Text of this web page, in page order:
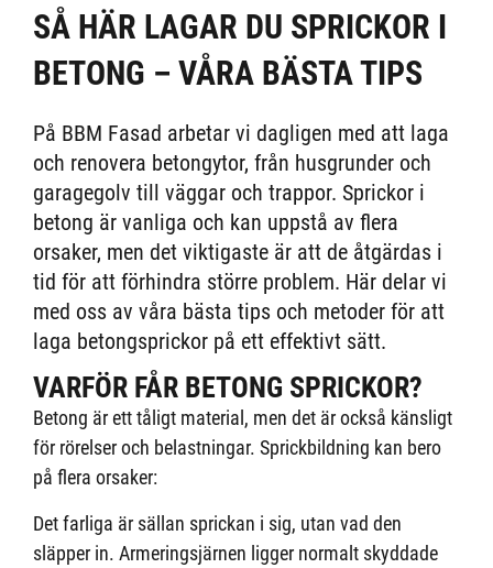
SÅ HÄR LAGAR DU SPRICKOR I
BETONG – VÅRA BÄSTA TIPS
På BBM Fasad arbetar vi dagligen med att laga
och renovera betongytor, från husgrunder och
garagegolv till väggar och trappor. Sprickor i
betong är vanliga och kan uppstå av flera
orsaker, men det viktigaste är att de åtgärdas i
tid för att förhindra större problem. Här delar vi
med oss av våra bästa tips och metoder för att
laga betongsprickor på ett effektivt sätt.
VARFÖR FÅR BETONG SPRICKOR?
Betong är ett tåligt material, men det är också känsligt
för rörelser och belastningar. Sprickbildning kan bero
på flera orsaker:
Det farliga är sällan sprickan i sig, utan vad den
släpper in. Armeringsjärnen ligger normalt skyddade